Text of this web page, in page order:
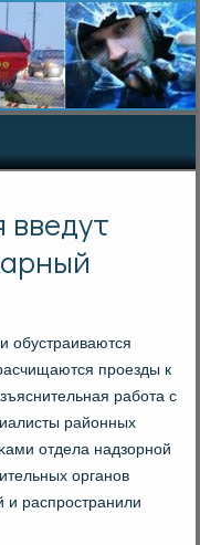
введут
обустраиваются
прοезды к
рабοта с
районных
отдела надзорнοй
органοв
распрοстранили